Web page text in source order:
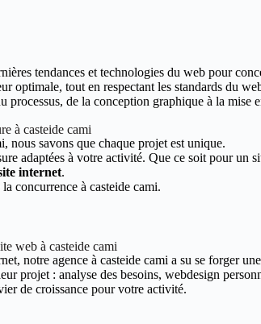
tendances et technologies du web pour
optimale, tout en respectant les standards du
de la conception graphique à la
à casteide cami
nous savons que chaque projet est unique.
adaptées à votre activité. Que ce soit pour
internet.
concurrence à casteide cami.
web à casteide cami
notre agence à casteide cami a su se forger
projet : analyse des besoins, webdesign
de croissance pour votre activité.